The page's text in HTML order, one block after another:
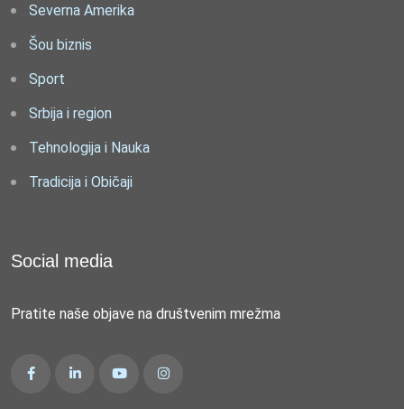
Severna Amerika
Šou biznis
Sport
Srbija i region
Tehnologija i Nauka
Tradicija i Običaji
Social media
Pratite naše objave na društvenim mrežma